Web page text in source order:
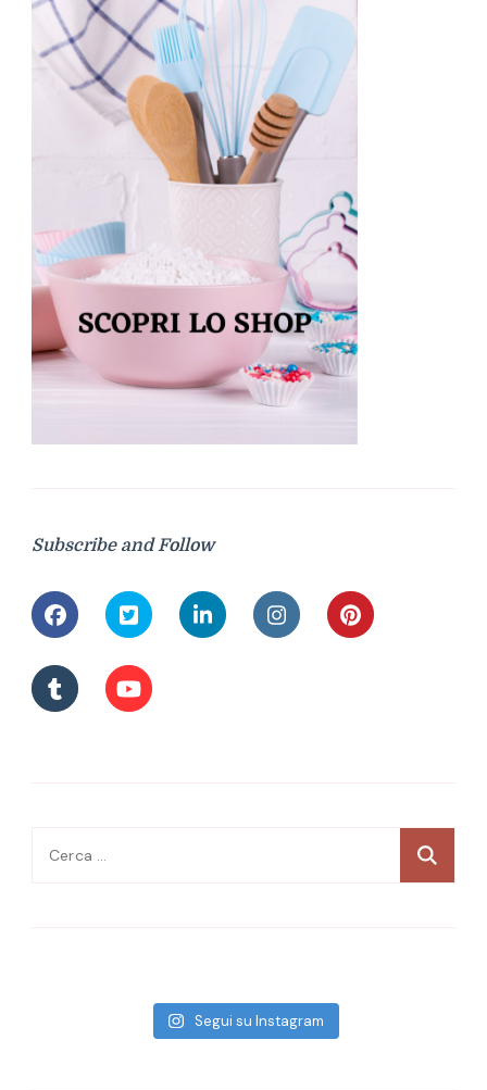
Subscribe and Follow
Ricerca
Segui su Instagram